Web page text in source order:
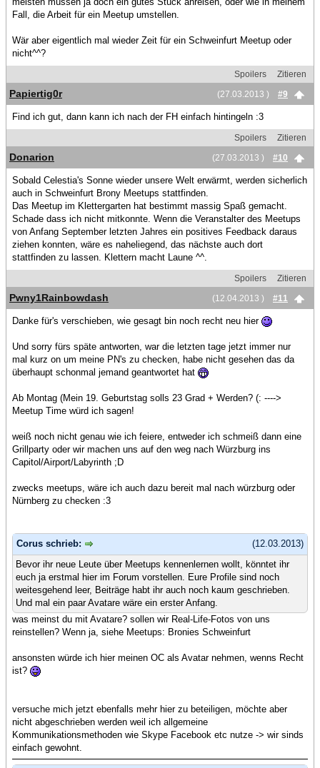
Fall, die Arbeit für ein Meetup umstellen.
Wär aber eigentlich mal wieder Zeit für ein Schweinfurt Meetup oder
nicht^^?
Spoilers
Zitieren
(27.03.2013 )
#9
Papiertig0r
Find ich gut, dann kann ich nach der FH einfach hintingeln :3
Spoilers
Zitieren
(27.03.2013 )
#10
Donarion
Sobald Celestia's Sonne wieder unsere Welt erwärmt, werden sicherlich
auch in Schweinfurt Brony Meetups stattfinden.
Das Meetup im Klettergarten hat bestimmt massig Spaß gemacht.
Schade dass ich nicht mitkonnte. Wenn die Veranstalter des Meetups
von Anfang September letzten Jahres ein positives Feedback daraus
ziehen konnten, wäre es naheliegend, das nächste auch dort
stattfinden zu lassen. Klettern macht Laune ^^.
Spoilers
Zitieren
(12.04.2013 )
#11
Pwny1Rainbowdash
Danke für's verschieben, wie gesagt bin noch recht neu hier
Und sorry fürs späte antworten, war die letzten tage jetzt immer nur
mal kurz on um meine PN's zu checken, habe nicht gesehen das da
überhaupt schonmal jemand geantwortet hat
Ab Montag (Mein 19. Geburtstag solls 23 Grad + Werden? (: ---->
Meetup Time würd ich sagen!
weiß noch nicht genau wie ich feiere, entweder ich schmeiß dann eine
Grillparty oder wir machen uns auf den weg nach Würzburg ins
Capitol/Airport/Labyrinth ;D
zwecks meetups, wäre ich auch dazu bereit mal nach würzburg oder
Nürnberg zu checken :3
(12.03.2013)
Corus schrieb:
Bevor ihr neue Leute über Meetups kennenlernen wollt, könntet ihr
euch ja erstmal hier im Forum vorstellen. Eure Profile sind noch
weitesgehend leer, Beiträge habt ihr auch noch kaum geschrieben.
Und mal ein paar Avatare wäre ein erster Anfang.
was meinst du mit Avatare? sollen wir Real-Life-Fotos von uns
reinstellen? Wenn ja, siehe Meetups: Bronies Schweinfurt
ansonsten würde ich hier meinen OC als Avatar nehmen, wenns Recht
ist?
versuche mich jetzt ebenfalls mehr hier zu beteiligen, möchte aber
nicht abgeschrieben werden weil ich allgemeine
Kommunikationsmethoden wie Skype Facebook etc nutze -> wir sinds
einfach gewohnt.